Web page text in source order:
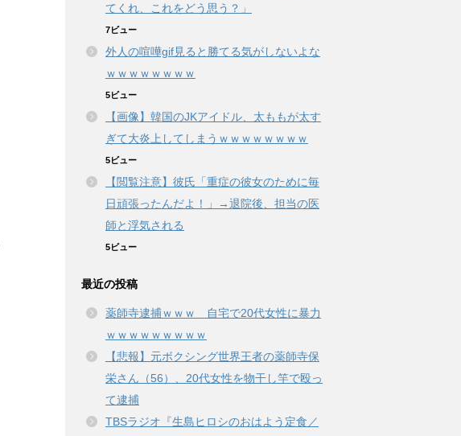
てくれ、これをどう思う？」
7ビュー
外人の喧嘩gif見ると勝てる気がしないよな
ｗｗｗｗｗｗｗｗ
5ビュー
【画像】韓国のJKアイドル、太ももが太す
ぎて大炎上してしまうｗｗｗｗｗｗｗｗ
5ビュー
【閲覧注意】彼氏「重症の彼女のために毎
日頑張ったんだよ！」→退院後、担当の医
師と浮気される
5ビュー
最近の投稿
薬師寺逮捕ｗｗｗ 自宅で20代女性に暴力
ｗｗｗｗｗｗｗｗｗ
【悲報】元ボクシング世界王者の薬師寺保
栄さん（56）、20代女性を物干し竿で殴っ
て逮捕
TBSラジオ『生島ヒロシのおはよう定食／